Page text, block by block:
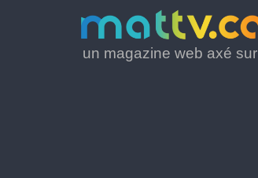
un magazine web axé sur